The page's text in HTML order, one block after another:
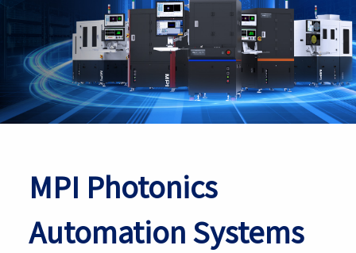
MPI Photonics
Automation Systems